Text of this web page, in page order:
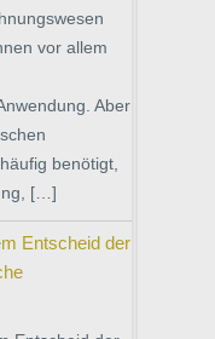
vor allem
Aber
benötigt,
[…]
Entscheid der